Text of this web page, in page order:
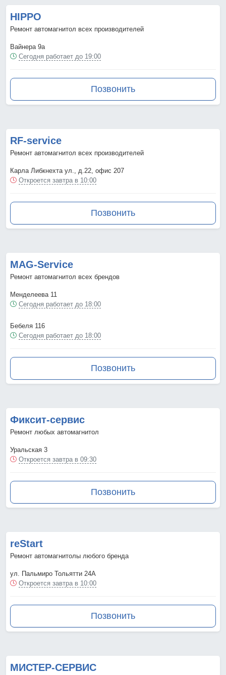
HIPPO
Ремонт автомагнитол всех производителей
Вайнера 9а
Сегодня работает до 19:00
Позвонить
RF-service
Ремонт автомагнитол всех производителей
Карла Либкнехта ул., д.22, офис 207
Откроется завтра в 10:00
Позвонить
MAG-Service
Ремонт автомагнитол всех брендов
Менделеева 11
Сегодня работает до 18:00
Бебеля 116
Сегодня работает до 18:00
Позвонить
Фиксит-сервис
Ремонт любых автомагнитол
Уральская 3
Откроется завтра в 09:30
Позвонить
reStart
Ремонт автомагнитолы любого бренда
ул. Пальмиро Тольятти 24А
Откроется завтра в 10:00
Позвонить
МИСТЕР-СЕРВИС